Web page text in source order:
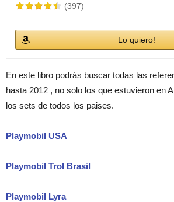
(397)
Lo quiero!
En este libro podrás buscar todas las
hasta 2012 , no solo los que estuvieron en
los sets de todos los paises.
Playmobil USA
Playmobil Trol Brasil
Playmobil Lyra